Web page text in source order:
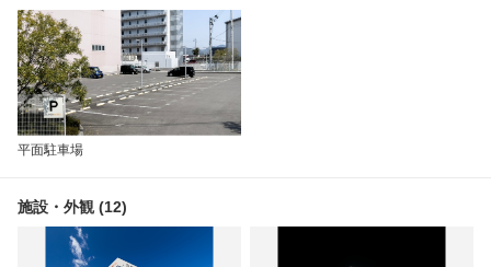
平面駐車場
施設・外観 (12)